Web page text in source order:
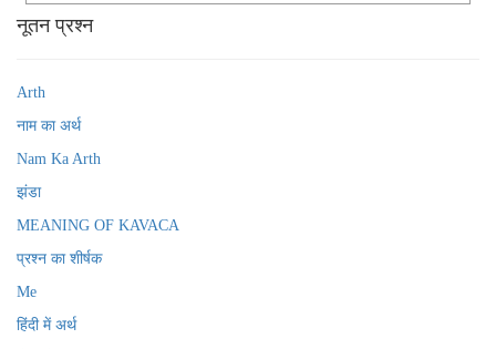
नूतन प्रश्न
Arth
नाम का अर्थ
Nam Ka Arth
झंडा
MEANING OF KAVACA
प्रश्न का शीर्षक
Me
हिंदी में अर्थ